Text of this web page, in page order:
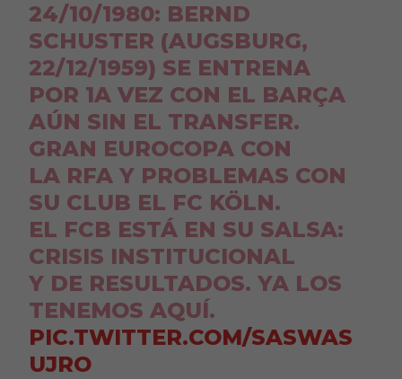
24/10/1980: BERND
SCHUSTER (AUGSBURG,
22/12/1959) SE ENTRENA
POR 1A VEZ CON EL BARÇA
AÚN SIN EL TRANSFER.
GRAN EUROCOPA CON
LA RFA Y PROBLEMAS CON
SU CLUB EL FC KÖLN.
EL FCB ESTÁ EN SU SALSA:
CRISIS INSTITUCIONAL
Y DE RESULTADOS. YA LOS
TENEMOS AQUÍ.
PIC.TWITTER.COM/SASWAS
UJRO